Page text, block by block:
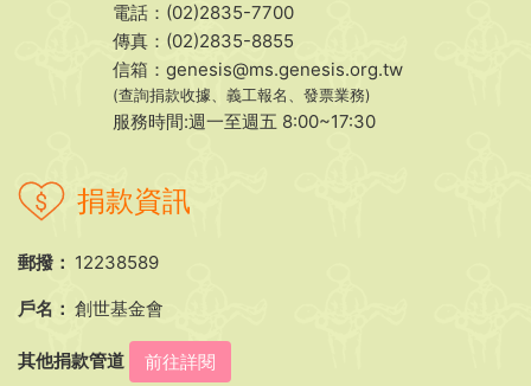
電話：(02)2835-7700
傳真：(02)2835-8855
信箱： genesis@ms.genesis.org.tw
(查詢捐款收據、義工報名、發票業務)
服務時間:週一至週五 8:00~17:30
捐款資訊
郵撥： 12238589
戶名： 創世基金會
其他捐款管道 前往詳閱